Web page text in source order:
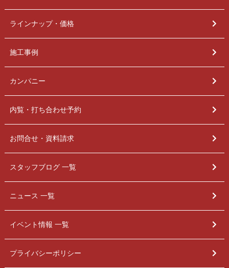
ラインナップ・価格
施工事例
カンパニー
内覧・打ち合わせ予約
お問合せ・資料請求
スタッフブログ 一覧
ニュース 一覧
イベント情報 一覧
プライバシーポリシー